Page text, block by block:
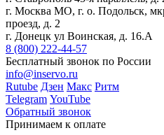
г. Москва МО, г. о. Подольск,
проезд, д. 2
г. Донецк ул Воинская, д. 16.А
8 (800) 222-44-57
Бесплатный звонок по России
info@inservo.ru
Rutube Дзен Макс Ритм
Telegram YouTube
Обратный звонок
Принимаем к оплате